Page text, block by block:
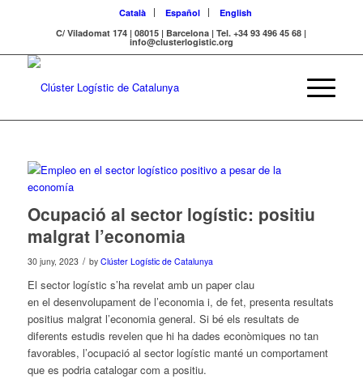
Català Español
English
C/ Viladomat 174 | 08015 | Barcelona | Tel. +34 93 496 45 68 |
info@clusterlogistic.org
Ocupació al sector logístic: positiu
malgrat l’economia
30 juny, 2023 / by Clúster Logístic de Catalunya
El sectorlogístic s’ha revelat amb un paper clau
en el desenvolupament de l’economia i, de fet, presenta resultats
positius malgrat l’economia general. Si bé els resultats de
diferents estudis revelen que hi ha dades econòmiques no tan
favorables, l’ocupació al sectorlogístic manté un comportament
que es podria catalogar com a positiu.